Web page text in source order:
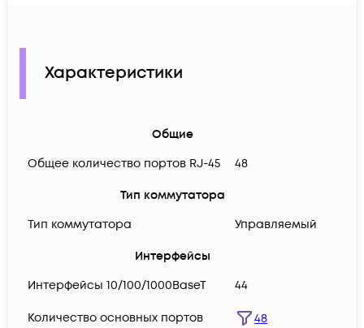
Характеристики
Общие
Общее количество портов RJ-45
48
Тип коммутатора
Тип коммутатора
Управляемый
Интерфейсы
Интерфейсы 10/100/1000BaseT
44
Количество основных портов 48